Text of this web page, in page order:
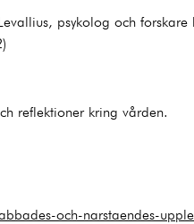
psykolog och
reflektioner kring vården.
och-narstaendes-